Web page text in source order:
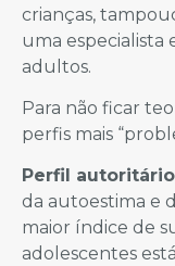
crianças,
uma especialista
adultos.
Para não ficar
perfis mais
Perfil autoritário
da autoestima e
maior índice de
adolescentes